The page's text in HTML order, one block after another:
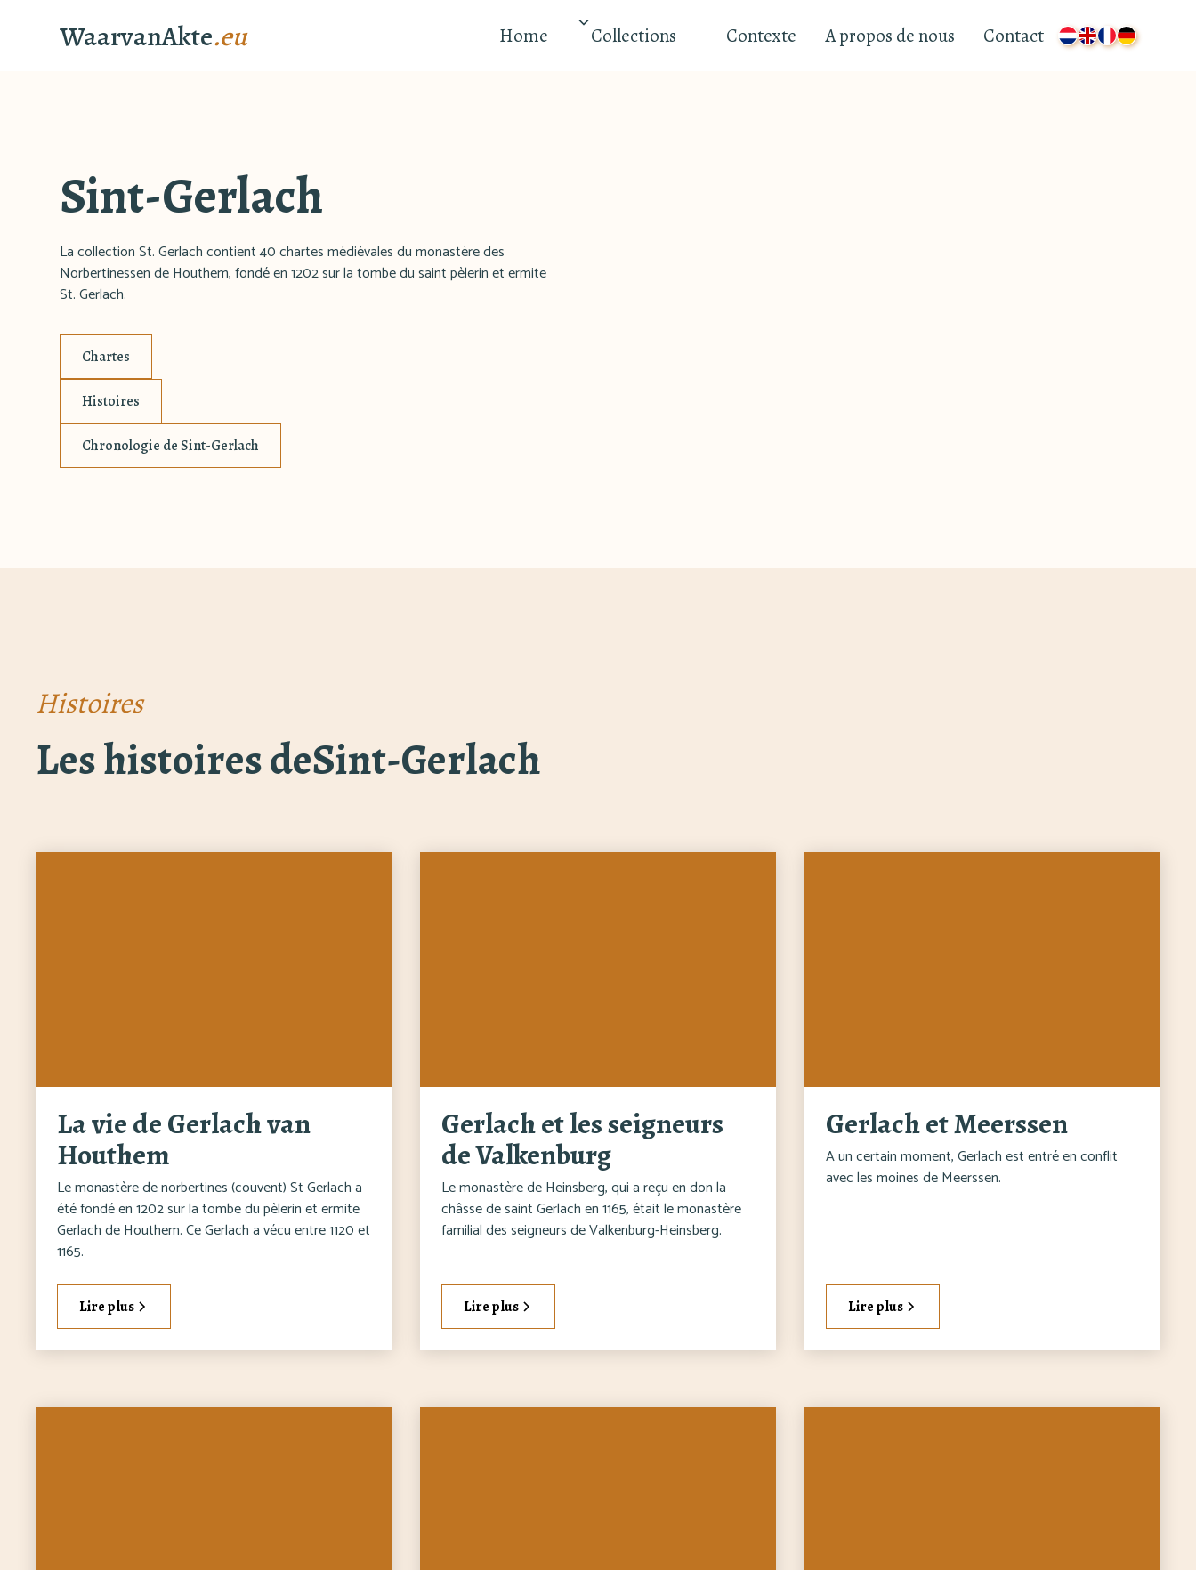
WaarvanAkte.eu Home Collections Contexte A propos de nous Contact
Sint-Gerlach
La collection St. Gerlach contient 40 chartes médiévales du monastère des
Norbertinessen de Houthem, fondé en 1202 sur la tombe du saint pèlerin et ermite
St. Gerlach.
Chartes
Histoires
Chronologie de Sint-Gerlach
Histoires
Les histoires deSint-Gerlach
La vie de Gerlach van
Houthem
Le monastère de norbertines (couvent) St Gerlach a
été fondé en 1202 sur la tombe du pèlerin et ermite
Gerlach de Houthem. Ce Gerlach a vécu entre 1120 et
1165.
Lire plus
Gerlach et les seigneurs
de Valkenburg
Le monastère de Heinsberg, qui a reçu en don la
châsse de saint Gerlach en 1165, était le monastère
familial des seigneurs de Valkenburg-Heinsberg.
Lire plus
Gerlach et Meerssen
A un certain moment, Gerlach est entré en conflit
avec les moines de Meerssen.
Lire plus